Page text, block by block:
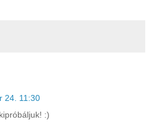
24. 11:30
:)